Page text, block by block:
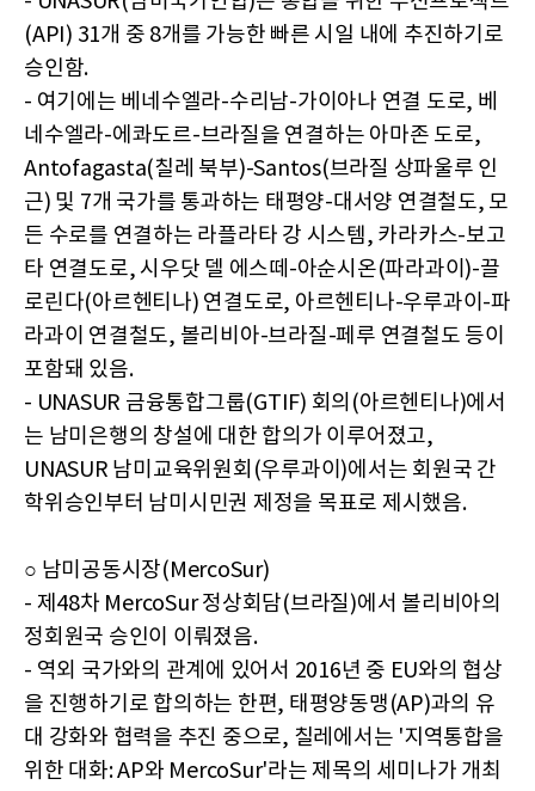
(API) 31개 중 8개를 가능한 빠른 시일 내에 추진하기로
승인함.
- 여기에는 베네수엘라-수리남-가이아나 연결 도로, 베
네수엘라-에콰도르-브라질을 연결하는 아마존 도로,
Antofagasta(칠레 북부)-Santos(브라질 상파울루 인
근) 및 7개 국가를 통과하는 태평양-대서양 연결철도, 모
든 수로를 연결하는 라플라타 강 시스템, 카라카스-보고
타 연결도로, 시우닷 델 에스떼-아순시온(파라과이)-끌
로린다(아르헨티나) 연결도로, 아르헨티나-우루과이-파
라과이 연결철도, 볼리비아-브라질-페루 연결철도 등이
포함돼 있음.
- UNASUR 금융통합그룹(GTIF) 회의(아르헨티나)에서
는 남미은행의 창설에 대한 합의가 이루어졌고,
UNASUR 남미교육위원회(우루과이)에서는 회원국 간
학위승인부터 남미시민권 제정을 목표로 제시했음.
○ 남미공동시장(MercoSur)
- 제48차 MercoSur 정상회담(브라질)에서 볼리비아의
정회원국 승인이 이뤄졌음.
- 역외 국가와의 관계에 있어서 2016년 중 EU와의 협상
을 진행하기로 합의하는 한편, 태평양동맹(AP)과의 유
대 강화와 협력을 추진 중으로, 칠레에서는 '지역통합을
위한 대화: AP와 MercoSur'라는 제목의 세미나가 개최